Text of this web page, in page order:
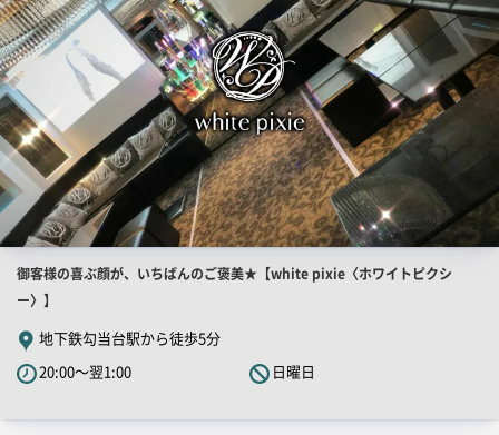
店
舗
PR
キ
ャ
御客様の喜ぶ顔が、いちばんのご褒美★【white pixie〈ホワイトピクシ
ー〉】
地下鉄勾当台駅から徒歩5分
20:00～翌1:00
日曜日